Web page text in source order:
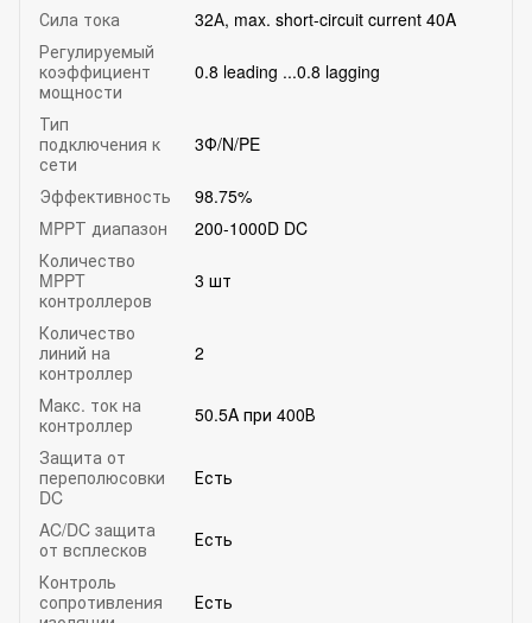
Сила тока
32А, max. short-circuit current 40A
Регулируемый
коэффициент
мощности
0.8 leading ...0.8 lagging
Тип
подключения к
сети
3Ф/N/PE
Эффективность
98.75%
MPPТ диапазон
200-1000D DC
Количество
MPPT
контроллеров
3 шт
Количество
линий на
контроллер
2
Макс. ток на
контроллер
50.5A при 400В
Защита от
переполюсовки
DC
Есть
AC/DC защита
от всплесков
Есть
Контроль
сопротивления
Есть